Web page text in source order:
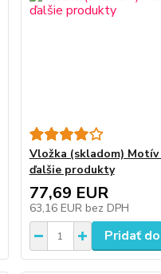
Vložka (skladom) Motív
ďalšie produkty
77,69 EUR
63,16 EUR bez DPH
Pridať